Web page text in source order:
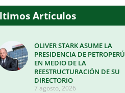
Artículos
OLIVER STARK ASUME LA
PRESIDENCIA DE PETROPERÚ
EN MEDIO DE LA
REESTRUCTURACIÓN DE SU
DIRECTORIO
7 agosto, 2026